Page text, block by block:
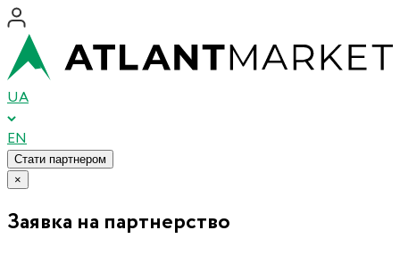
UA
EN
Стати партнером
×
Заявка на партнерство